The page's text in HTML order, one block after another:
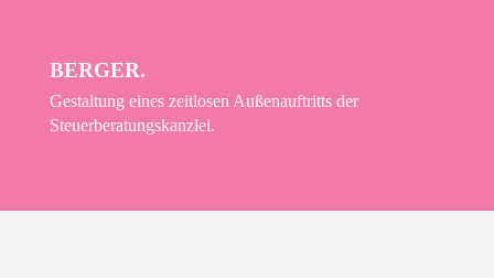
BERGER.
Gestaltung eines zeitlosen Außenauftritts der
Steuerberatungskanzlei.